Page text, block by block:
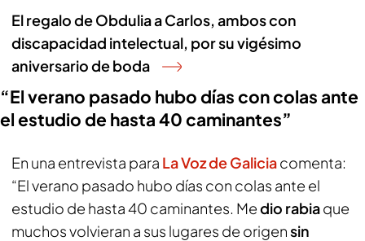
El regalo de Obdulia a Carlos, ambos con
discapacidad intelectual, por su vigésimo
aniversario de boda
“El verano pasado hubo días con colas ante
el estudio de hasta 40 caminantes”
En una entrevista para La Voz de Galiciacomenta:
“El verano pasado hubo días con colas ante el
estudio de hasta 40 caminantes. Medio rabiaque
muchos volvieran a sus lugares de origensin